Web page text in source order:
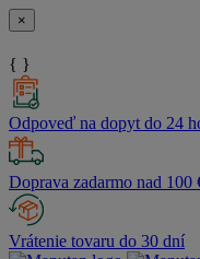
×
{ }
Odpoveď na dopyt do 24
Doprava zadarmo nad 100
Vrátenie tovaru do 30 dní